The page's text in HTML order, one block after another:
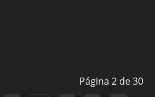
Página 2 de 30